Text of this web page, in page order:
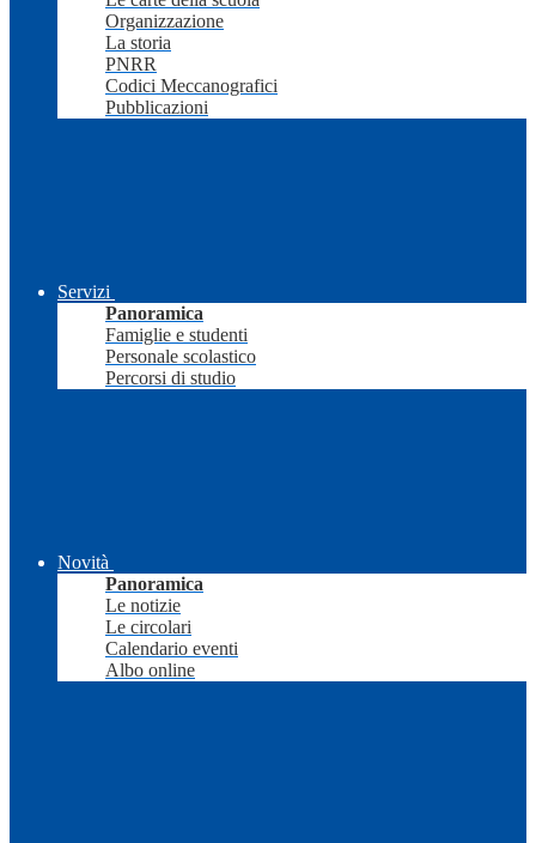
Organizzazione
La storia
PNRR
Codici Meccanografici
Pubblicazioni
Servizi
Panoramica
Famiglie e studenti
Personale scolastico
Percorsi di studio
Novità
Panoramica
Le notizie
Le circolari
Calendario eventi
Albo online